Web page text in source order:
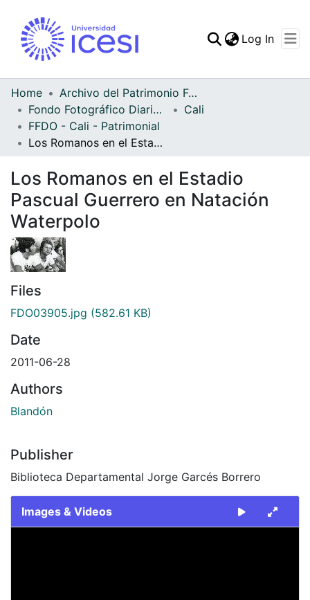
Statistics
Log In
Home
Archivo del Patrimonio Fotográfico y Fílmico del Valle del Cauca
Fondo Fotográfico Diario Occidente
Cali
FFDO - Cali - Patrimonial
Los Romanos en el Estadio Pascual Guerrero en Natación Waterpolo
Los Romanos en el Estadio
Pascual Guerrero en Natación
Waterpolo
Files
FDO03905.jpg (582.61 KB)
Date
2011-06-28
Authors
Blandón
Publisher
Biblioteca Departamental Jorge Garcés Borrero
Images & Videos